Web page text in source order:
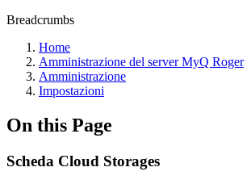
Breadcrumbs
Home
Amministrazione del server MyQ Roger
Amministrazione
Impostazioni
On this Page
Scheda Cloud Storages